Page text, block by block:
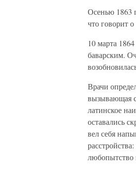
Осенью 1863
что говорит
10 марта
баварским.
Врачи
вызывающая
латинское
оставались
вел себя
любопытство